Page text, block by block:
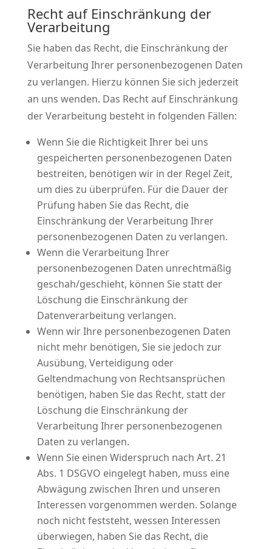
Recht auf Einschränkung der
Verarbeitung
Sie haben das Recht, die Einschränkung der
Verarbeitung Ihrer personenbezogenen Daten
zu verlangen. Hierzu können Sie sich jederzeit
an uns wenden. Das Recht auf Einschränkung
der Verarbeitung besteht in folgenden Fällen:
Wenn Sie die Richtigkeit Ihrer bei uns
gespeicherten personenbezogenen Daten
bestreiten, benötigen wir in der Regel Zeit,
um dies zu überprüfen. Für die Dauer der
Prüfung haben Sie das Recht, die
Einschränkung der Verarbeitung Ihrer
personenbezogenen Daten zu verlangen.
Wenn die Verarbeitung Ihrer
personenbezogenen Daten unrechtmäßig
geschah/geschieht, können Sie statt der
Löschung die Einschränkung der
Datenverarbeitung verlangen.
Wenn wir Ihre personenbezogenen Daten
nicht mehr benötigen, Sie sie jedoch zur
Ausübung, Verteidigung oder
Geltendmachung von Rechtsansprüchen
benötigen, haben Sie das Recht, statt der
Löschung die Einschränkung der
Verarbeitung Ihrer personenbezogenen
Daten zu verlangen.
Wenn Sie einen Widerspruch nach Art. 21
Abs. 1 DSGVO eingelegt haben, muss eine
Abwägung zwischen Ihren und unseren
Interessen vorgenommen werden. Solange
noch nicht feststeht, wessen Interessen
überwiegen, haben Sie das Recht, die